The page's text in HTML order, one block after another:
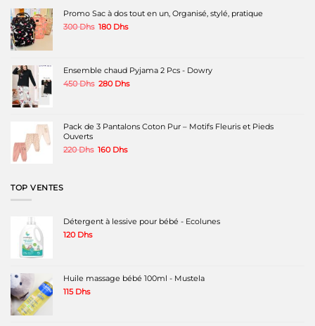
être
choisies
produit
être
du
être
Promo Sac à dos tout en un, Organisé, stylé, pratique
300Dhs Le
300 Dhs.
180 DhsLe
180 Dhs.
Ensemble chaud Pyjama 2 Pcs - Dowry
450Dhs Le
450 Dhs.
280 DhsLe
280 Dhs.
Pack de 3 Pantalons Coton Pur – Motifs Fleuris et Pieds
Ouverts
220Dhs Le
160 DhsLe
TOP VENTES
Détergent à lessive pour bébé - Ecolunes
120 Dhs
Huile massage bébé 100ml - Mustela
115 Dhs